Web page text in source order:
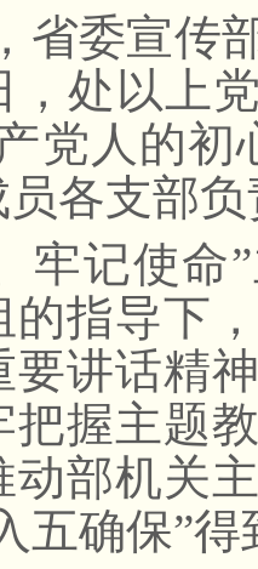
省委宣传
，处以上
党人的初
各支部
牢记使命
的指导下
要讲话精
把握主题
动部机关
五确保”